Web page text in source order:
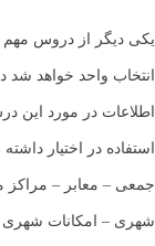
انتخاب واحد خواهد
اطلاعات در مورد این
استفاده در اختیار
جمعی – معابر – مراکز
شهری – امکانات